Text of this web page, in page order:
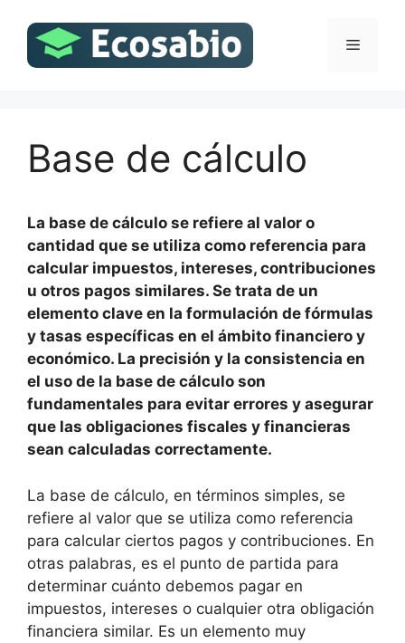
contenido
Menú
Base de cálculo
La base de cálculo se refiere al valor o
cantidad que se utiliza como referencia para
calcular impuestos, intereses, contribuciones
u otros pagos similares. Se trata de un
elemento clave en la formulación de fórmulas
y tasas específicas en el ámbito financiero y
económico. La precisión y la consistencia en
el uso de la base de cálculo son
fundamentales para evitar errores y asegurar
que las obligaciones fiscales y financieras
sean calculadas correctamente.
La base de cálculo, en términos simples, se
refiere al valor que se utiliza como referencia
para calcular ciertos pagos y contribuciones. En
otras palabras, es el punto de partida para
determinar cuánto debemos pagar en
impuestos, intereses o cualquier otra obligación
financiera similar. Es un elemento muy